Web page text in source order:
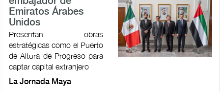
Emiratos Árabes
Unidos
Presentan obras
estratégicas como el Puerto
de Altura de Progreso para
captar capital extranjero
La Jornada Maya